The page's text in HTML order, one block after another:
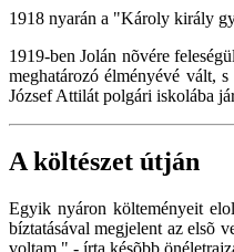
1918 nyarán a "Károly király
1919-ben Jolán nõvére
meghatározó élményévé vált,
József Attilát polgári iskolába
A költészet útján
Egyik nyáron költeményeit
bíztatásával megjelent az elsõ